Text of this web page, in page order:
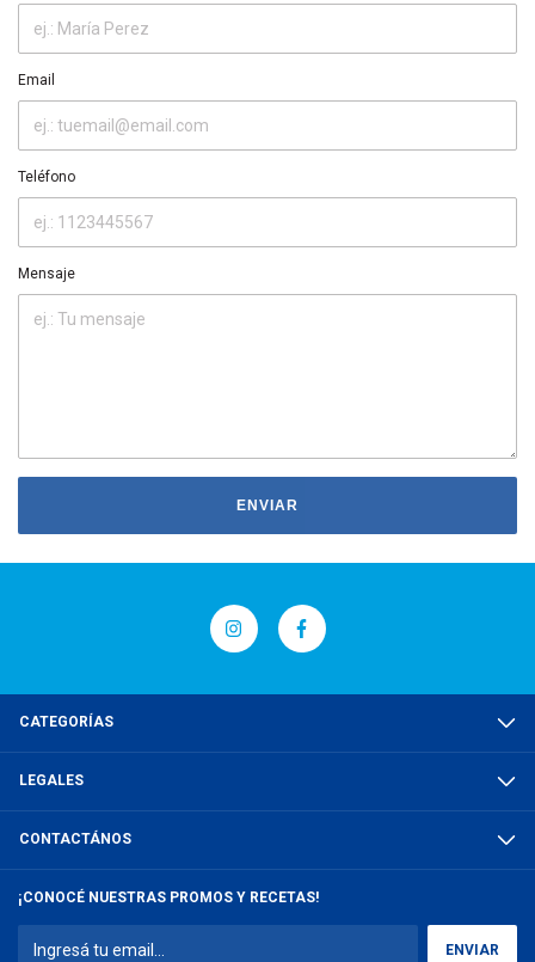
Email
Teléfono
Mensaje
ENVIAR
CATEGORÍAS
LEGALES
CONTACTÁNOS
¡CONOCÉ NUESTRAS PROMOS Y RECETAS!